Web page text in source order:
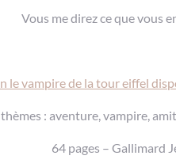
Vous me direz ce que vous
le vampire de la tour eiffel
thèmes : aventure, vampire,
64 pages – Gallimard